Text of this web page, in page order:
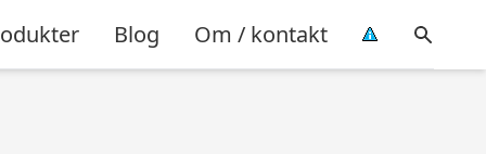
Blog Om / kontakt